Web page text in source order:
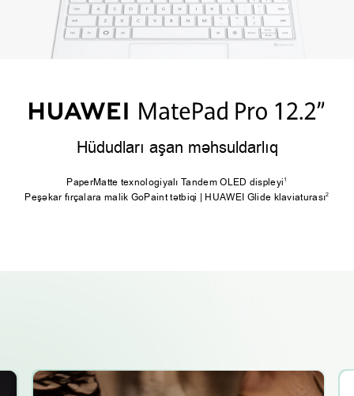
Hüdudları aşan məhsuldarlıq
PaperMatte texnologiyalı Tandem OLED displeyi1
Peşəkar fırçalara malik GoPaint tətbiqi | HUAWEI Glide klaviaturası2